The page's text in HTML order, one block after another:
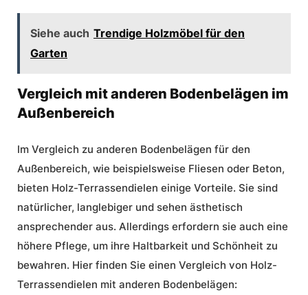
Siehe auch Trendige Holzmöbel für den
Garten
Vergleich mit anderen Bodenbelägen im
Außenbereich
Im Vergleich zu anderen Bodenbelägen für den
Außenbereich, wie beispielsweise Fliesen oder Beton,
bieten Holz-Terrassendielen einige Vorteile. Sie sind
natürlicher, langlebiger und sehen ästhetisch
ansprechender aus. Allerdings erfordern sie auch eine
höhere Pflege, um ihre Haltbarkeit und Schönheit zu
bewahren. Hier finden Sie einen Vergleich von Holz-
Terrassendielen mit anderen Bodenbelägen: